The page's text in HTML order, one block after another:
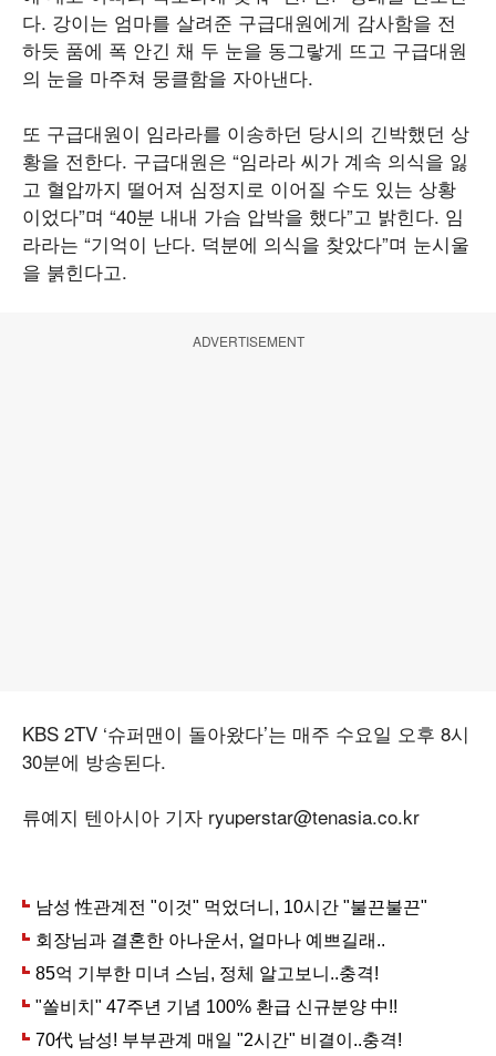
다. 강이는 엄마를 살려준 구급대원에게 감사함을 전
하듯 품에 폭 안긴 채 두 눈을 동그랗게 뜨고 구급대원
의 눈을 마주쳐 뭉클함을 자아낸다.
또 구급대원이 임라라를 이송하던 당시의 긴박했던 상
황을 전한다. 구급대원은 “임라라 씨가 계속 의식을 잃
고 혈압까지 떨어져 심정지로 이어질 수도 있는 상황
이었다”며 “40분 내내 가슴 압박을 했다”고 밝힌다. 임
라라는 “기억이 난다. 덕분에 의식을 찾았다”며 눈시울
을 붉힌다고.
ADVERTISEMENT
KBS 2TV ‘슈퍼맨이 돌아왔다’는 매주 수요일 오후 8시
30분에 방송된다.
류예지 텐아시아 기자 ryuperstar@tenasia.co.kr